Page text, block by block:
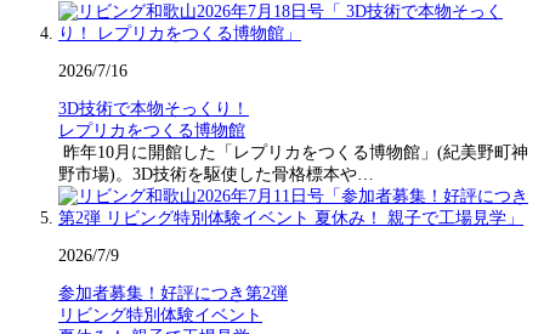
2026/7/16
3D技術で本物そっくり！
レプリカをつくる博物館
昨年10月に開館した「レプリカをつくる博物館」(紀美野町神
野市場)。3D技術を駆使した骨格標本や…
2026/7/9
参加者募集！好評につき第2弾
リビング特別体験イベント